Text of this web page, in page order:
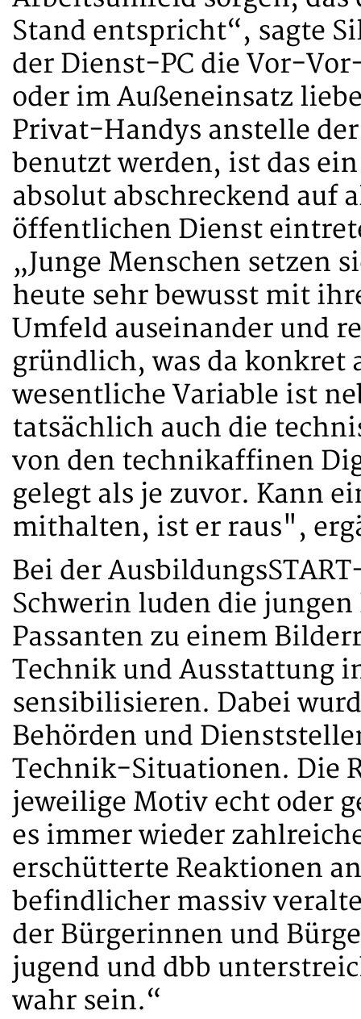
Stand entspricht“, sagte
der Dienst-PC die Vor-
oder im Außeneinsatz
Privat-Handys anstelle
benutzt werden, ist das
absolut abschreckend auf
öffentlichen Dienst
„Junge Menschen setzen
heute sehr bewusst mit
Umfeld auseinander und
gründlich, was da konkret
wesentliche Variable ist
tatsächlich auch die
von den technikaffinen
gelegt als je zuvor. Kann
mithalten, ist er raus",
Bei der
Schwerin luden die
Passanten zu einem
Technik und Ausstattung
sensibilisieren. Dabei
Behörden und
Technik-Situationen. Die
jeweilige Motiv echt oder
es immer wieder
erschütterte Reaktionen
befindlicher massiv
der Bürgerinnen und
jugend und dbb
wahr sein.“